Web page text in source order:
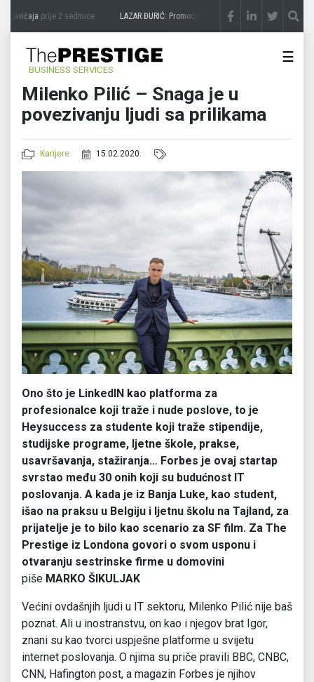
prije 2 sedmice LAZAR ĐURIĆ: Promocija potencijal pretvara u destinaciju
BUSINESS SERVICES
☰
Milenko Pilić – Snaga je u
povezivanju ljudi sa prilikama
Karijere 15.02.2020.
Ono što je LinkedIN kao platforma za
profesionalce koji traže i nude poslove, to je
Heysuccess za studente koji traže stipendije,
studijske programe, ljetne škole, prakse,
usavršavanja, stažiranja… Forbes je ovaj startap
svrstao među 30 onih koji su budućnost IT
poslovanja. A kada je iz Banja Luke, kao student,
išao na praksu u Belgiju i ljetnu školu na Tajland, za
prijatelje je to bilo kao scenario za SF film. Za The
Prestige iz Londona govori o svom usponu i
otvaranju sestrinske firme u domovini
piše MARKO ŠIKULJAK
Većini ovdašnjih ljudi u IT sektoru, Milenko Pilić nije baš
poznat. Ali u inostranstvu, on kao i njegov brat Igor,
znani su kao tvorci uspješne platforme u svijetu
internet poslovanja. O njima su priče pravili BBC, CNBC,
CNN, Hafington post, a magazin Forbes je njihov